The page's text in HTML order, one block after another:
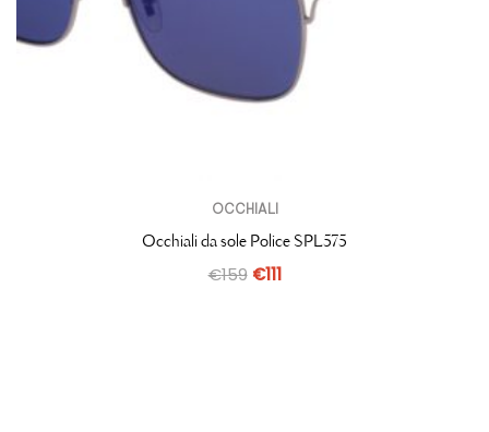
OCCHIALI
Occhiali da sole Police SPL575
€159 €111